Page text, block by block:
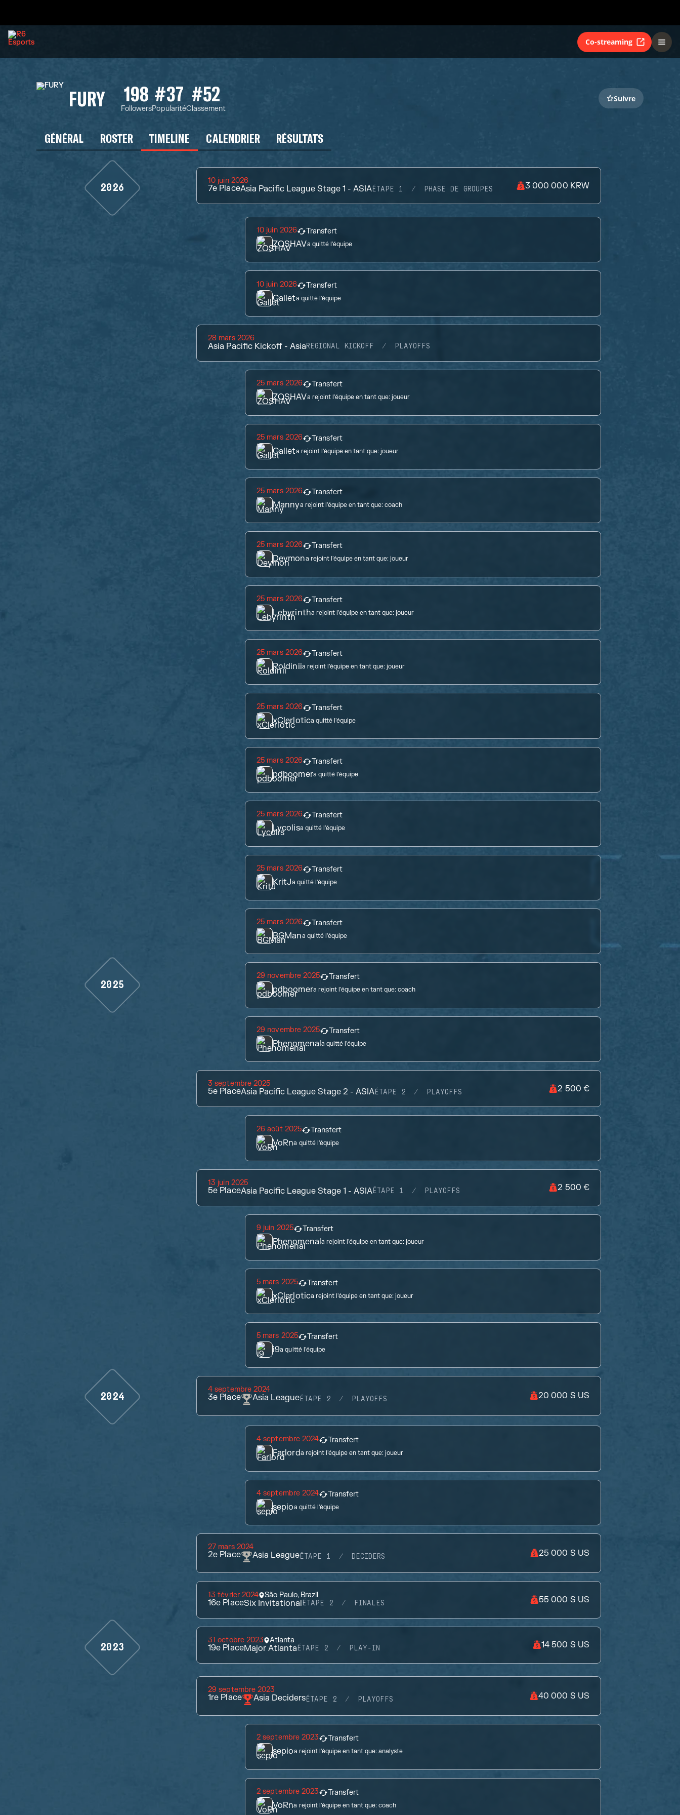
Co-streaming
FURY 198
Followers
#37
Popularité
#52
Classement
Suivre
GÉNÉRAL ROSTER TIMELINE CALENDRIER RÉSULTATS
2026
10 juin 2026
7e PlaceAsia Pacific League Stage 1 - ASIAÉTAPE 1 PHASE DE GROUPES 3 000 000 KRW
10 juin 2026 Transfert
ZOSHAVa quitté l'équipe
10 juin 2026 Transfert
Galleta quitté l'équipe
28 mars 2026
Asia Pacific Kickoff - AsiaREGIONAL KICKOFF PLAYOFFS
25 mars 2026 Transfert
ZOSHAVa rejoint l'équipe en tant que:joueur
25 mars 2026 Transfert
Galleta rejoint l'équipe en tant que:joueur
25 mars 2026 Transfert
Mannya rejoint l'équipe en tant que:coach
25 mars 2026 Transfert
Deymona rejoint l'équipe en tant que:joueur
25 mars 2026 Transfert
Lebyrintha rejoint l'équipe en tant que: joueur
25 mars 2026 Transfert
Roldiniia rejoint l'équipe en tant que: joueur
25 mars 2026 Transfert
xClerlotica quitté l'équipe
25 mars 2026 Transfert
pdboomera quitté l'équipe
25 mars 2026 Transfert
Lycolisa quitté l'équipe
25 mars 2026 Transfert
KritJa quitté l'équipe
25 mars 2026 Transfert
BGMana quitté l'équipe
2025
29 novembre 2025 Transfert
pdboomera rejoint l'équipe en tant que: coach
29 novembre 2025 Transfert
Phenomenala quitté l'équipe
3 septembre 2025
5e PlaceAsia Pacific League Stage 2 - ASIAÉTAPE 2 PLAYOFFS 2 500 €
26 août 2025 Transfert
VoRna quitté l'équipe
13 juin 2025
5e PlaceAsia Pacific League Stage 1 - ASIAÉTAPE 1 PLAYOFFS 2 500 €
9 juin 2025 Transfert
Phenomenala rejoint l'équipe en tant que: joueur
5 mars 2025 Transfert
xClerlotica rejoint l'équipe en tant que: joueur
5 mars 2025 Transfert
i9a quitté l'équipe
2024
4 septembre 2024
3e Place Asia LeagueÉTAPE 2 PLAYOFFS 20 000 $ US
4 septembre 2024 Transfert
Farlorda rejoint l'équipe en tant que:joueur
4 septembre 2024 Transfert
sepioa quitté l'équipe
27 mars 2024
2e Place Asia LeagueÉTAPE 1 DECIDERS 25 000 $ US
13 février 2024 São Paulo, Brazil
16e PlaceSix Invitational ÉTAPE 2 FINALES 55 000 $ US
2023
31 octobre 2023 Atlanta
19e PlaceMajor AtlantaÉTAPE 2 PLAY-IN 14 500 $ US
29 septembre 2023
1re Place Asia DecidersÉTAPE 2 PLAYOFFS 40 000 $ US
2 septembre 2023 Transfert
sepioa rejoint l'équipe en tant que:analyste
2 septembre 2023 Transfert
VoRna rejoint l'équipe en tant que:coach